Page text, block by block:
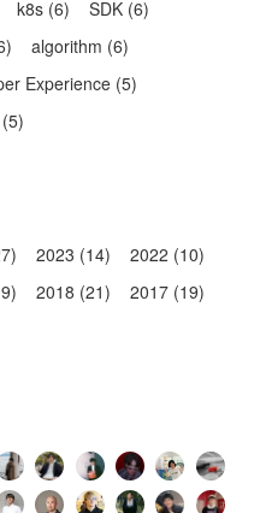
k8s (6) SDK (6)
) algorithm (6)
Experience (5)
(5)
2023 (14)
2022 (10)
2018 (21)
2017 (19)